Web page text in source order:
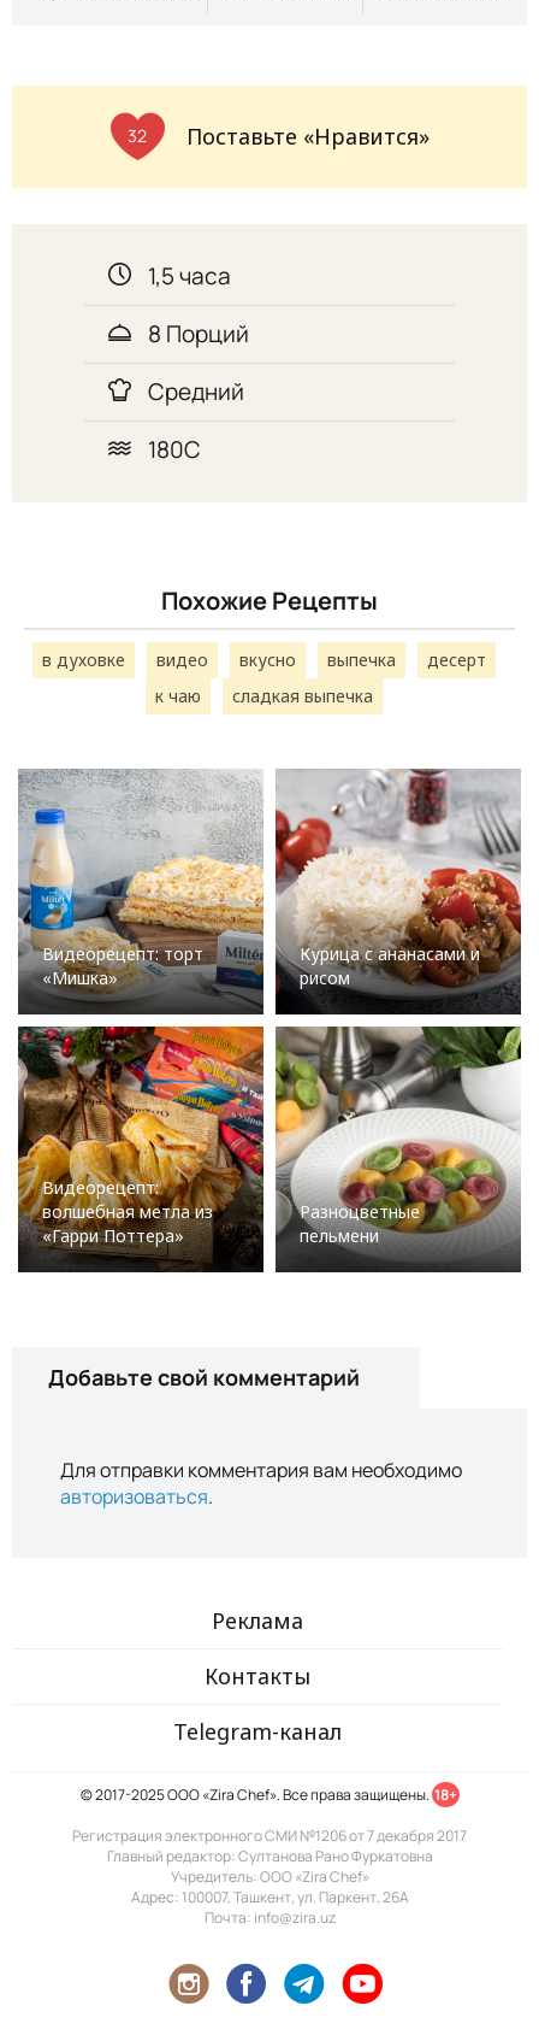
32 Поставьте «Нравится»
1,5 часа
8 Порций
Средний
180С
Похожие Рецепты
в духовке видео вкусно выпечка
десерт
к чаю
сладкая выпечка
Видеорецепт: торт
«Мишка»
Курица с ананасами и
рисом
Видеорецепт:
волшебная метла из
«Гарри Поттера»
Разноцветные
пельмени
Добавьте свой комментарий
Для отправки комментария вам необходимо
авторизоваться.
Реклама
Контакты
Telegram-канал
© 2017-2025 ООО «Zira Chef». Все права защищены. 18+
Регистрация электронного СМИ №1206 от 7 декабря 2017
Главный редактор: Султанова Рано Фуркатовна
Учредитель: ООО «Zira Chef»
Адрес: 100007, Ташкент, ул. Паркент, 26А
Почта: info@zira.uz